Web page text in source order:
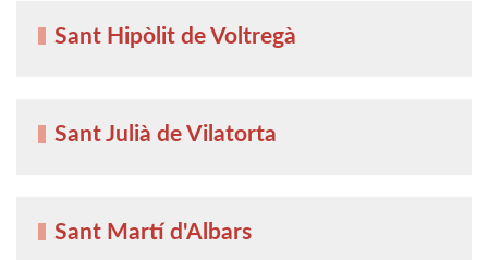
Sant Hipòlit de Voltregà
Sant Julià de Vilatorta
Sant Martí d'Albars